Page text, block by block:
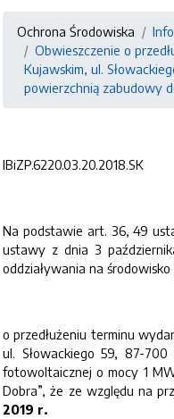
Ochrona Środowiska
Obwieszczenie o
Kujawskim, ul.
powierzchnią zabudowy
IBiZP.6220.03.20.2018.SK
Na podstawie art. 36, 49
ustawy z dnia 3
oddziaływania na środowisko
o przedłużeniu terminu
ul. Słowackiego 59, 87-
fotowoltaicznej o mocy 1
Dobra”, że ze względu na
2019 r.